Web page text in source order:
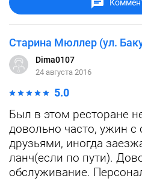
Старина Мюллер (ул.
Dima0107
24 августа 2016
5.0
Был в этом ресторане
довольно часто, ужин с
друзьями, иногда
ланч(если по пути).
обслуживание.